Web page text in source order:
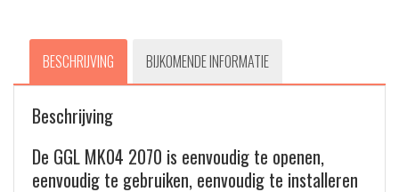
BESCHRIJVING BIJKOMENDE INFORMATIE
Beschrijving
De GGL MK04 2070 is eenvoudig te openen,
eenvoudig te gebruiken, eenvoudig te installeren